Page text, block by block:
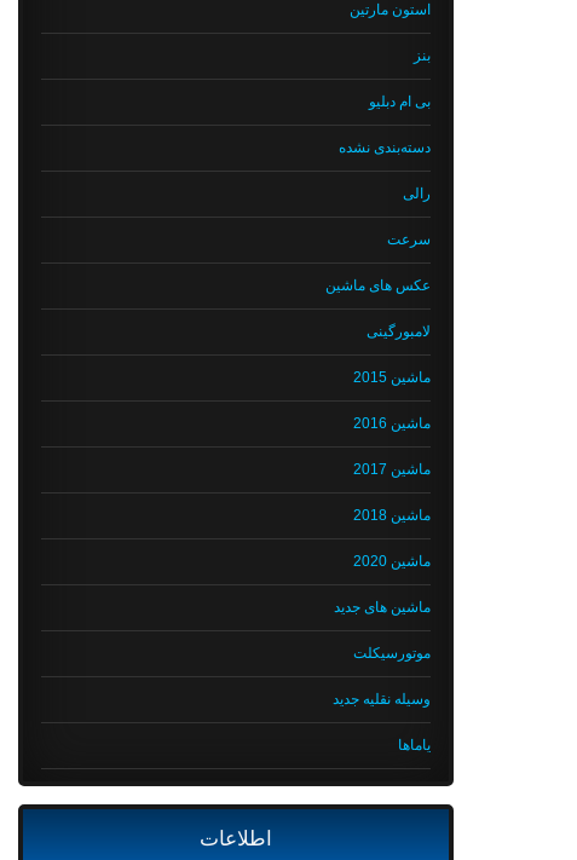
استون مارتین
بنز
بی ام دبلیو
دسته‌بندی نشده
رالی
سرعت
عکس های ماشین
لامبورگینی
ماشین 2015
ماشین 2016
ماشین 2017
ماشین 2018
ماشین 2020
ماشین های جدید
موتورسیکلت
وسیله نقلیه جدید
یاماها
اطلاعات